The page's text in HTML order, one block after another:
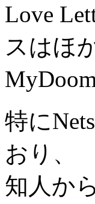
Love
スはほ
特に
おり、
知人か